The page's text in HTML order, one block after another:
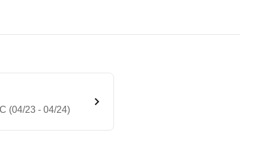
(04/23 - 04/24)